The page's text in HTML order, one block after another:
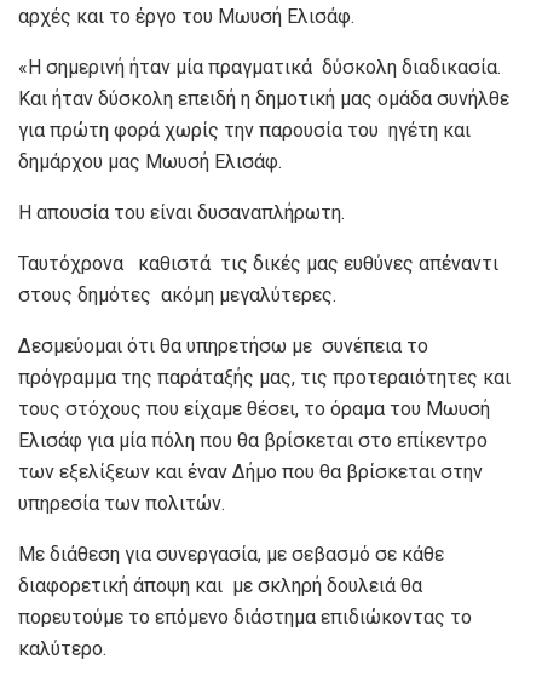
αρχές και το έργο του Μωυσή Ελισάφ.
«Η σημερινή ήταν μία πραγματικά δύσκολη διαδικασία.
Και ήταν δύσκολη επειδή η δημοτική μας ομάδα συνήλθε
για πρώτη φορά χωρίς την παρουσία του ηγέτη και
δημάρχου μας Μωυσή Ελισάφ.
Η απουσία του είναι δυσαναπλήρωτη.
Ταυτόχρονα καθιστά τις δικές μας ευθύνες απέναντι
στους δημότες ακόμη μεγαλύτερες.
Δεσμεύομαι ότι θα υπηρετήσω με συνέπεια το
πρόγραμμα της παράταξής μας, τις προτεραιότητες και
τους στόχους που είχαμε θέσει, το όραμα του Μωυσή
Ελισάφ για μία πόλη που θα βρίσκεται στο επίκεντρο
των εξελίξεων και έναν Δήμο που θα βρίσκεται στην
υπηρεσία των πολιτών.
Με διάθεση για συνεργασία, με σεβασμό σε κάθε
διαφορετική άποψη και με σκληρή δουλειά θα
πορευτούμε το επόμενο διάστημα επιδιώκοντας το
καλύτερο.